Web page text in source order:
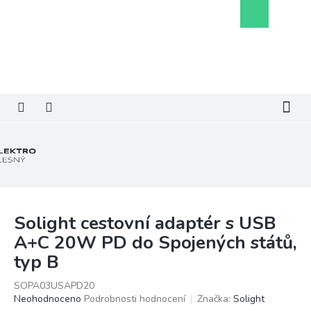
košík
Solight cestovní adaptér s USB
A+C 20W PD do Spojených států,
typ B
SOPA03USAPD20
Průměrné
Neohodnoceno Podrobnosti hodnocení Značka: Solight